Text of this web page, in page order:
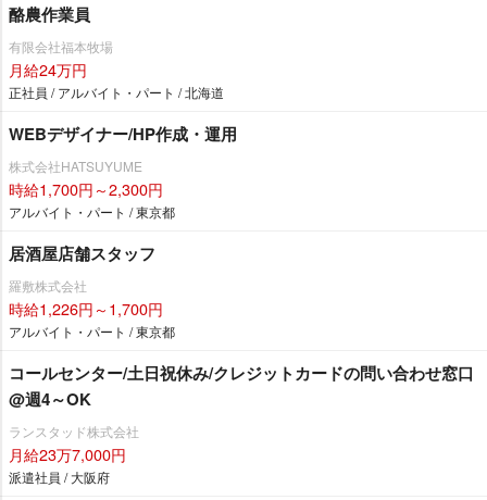
酪農作業員
有限会社福本牧場
月給24万円
正社員 / アルバイト・パート / 北海道
WEBデザイナー/HP作成・運用
株式会社HATSUYUME
時給1,700円～2,300円
アルバイト・パート / 東京都
居酒屋店舗スタッフ
羅敷株式会社
時給1,226円～1,700円
アルバイト・パート / 東京都
コールセンター/土日祝休み/クレジットカードの問い合わせ窓口
@週4～OK
ランスタッド株式会社
月給23万7,000円
派遣社員 / 大阪府